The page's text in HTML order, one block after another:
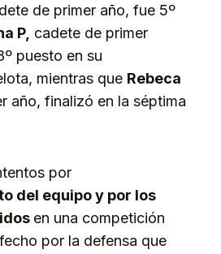
de primer año, fue 5º
P, cadete de primer
puesto en su
mientras que Rebeca
año, finalizó en la séptima
por
del equipo y por los
en una competición
por la defensa que